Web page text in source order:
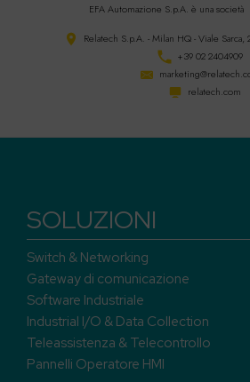
EFA Automazione S.p.A. è una società
Relatech S.p.A. - Milan HQ - Viale Sarca,
+39 02 2404909
relatech.com
SOLUZIONI
Switch & Networking
Gateway di comunicazione
Software Industriale
Industrial I/O & Data Collection
Teleassistenza & Telecontrollo
Pannelli Operatore HMI